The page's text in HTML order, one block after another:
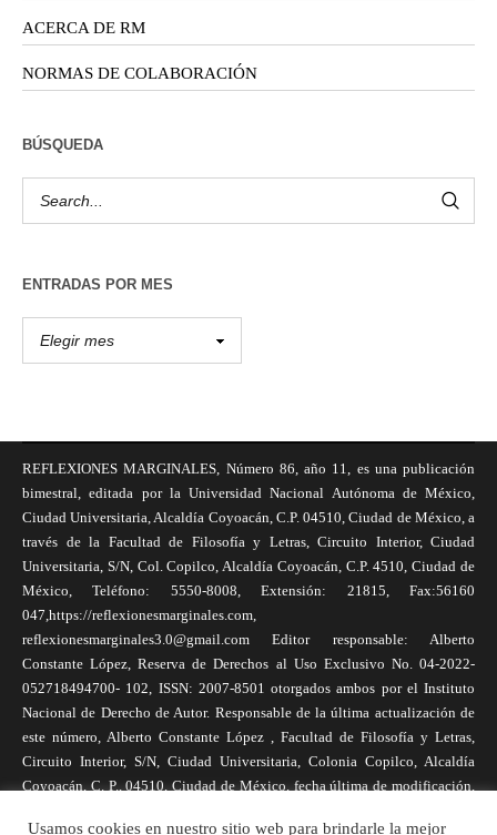
ACERCA DE RM
NORMAS DE COLABORACIÓN
BÚSQUEDA
ENTRADAS POR MES
REFLEXIONES MARGINALES, Número 86, año 11, es una publicación
bimestral, editada por la Universidad Nacional Autónoma de México,
Ciudad Universitaria, Alcaldía Coyoacán, C.P. 04510, Ciudad de México, a
través de la Facultad de Filosofía y Letras, Circuito Interior, Ciudad
Universitaria, S/N, Col. Copilco, Alcaldía Coyoacán, C.P. 4510, Ciudad de
México, Teléfono: 5550-8008, Extensión: 21815, Fax:56160
047,https://reflexionesmarginales.com,
reflexionesmarginales3.0@gmail.com Editor responsable: Alberto
Constante López, Reserva de Derechos al Uso Exclusivo No. 04-2022-
052718494700- 102, ISSN: 2007-8501 otorgados ambos por el Instituto
Nacional de Derecho de Autor. Responsable de la última actualización de
este número, Alberto Constante López , Facultad de Filosofía y Letras,
Circuito Interior, S/N, Ciudad Universitaria, Colonia Copilco, Alcaldía
Coyoacán, C. P., 04510, Ciudad de México, fecha última de modificación,
Usamos cookies en nuestro sitio web para brindarle la mejor